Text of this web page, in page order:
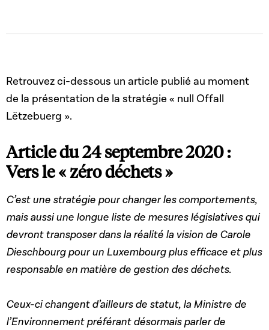
Retrouvez ci-dessous un article publié au moment
de la présentation de la stratégie « null Offall
Lëtzebuerg ».
Article du 24 septembre 2020 :
Vers le « zéro déchets »
C’est une stratégie pour changer les comportements,
mais aussi une longue liste de mesures législatives qui
devront transposer dans la réalité la vision de Carole
Dieschbourg pour un Luxembourg plus efficace et plus
responsable en matière de gestion des déchets.
Ceux-ci changent d’ailleurs de statut, la Ministre de
l’Environnement préférant désormais parler de